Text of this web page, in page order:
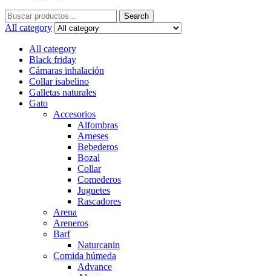
Search
for:
Search
All category
All category
Black friday
Cámaras inhalación
Collar isabelino
Galletas naturales
Gato
Accesorios
Alfombras
Arneses
Bebederos
Bozal
Collar
Comederos
Juguetes
Rascadores
Arena
Areneros
Barf
Naturcanin
Comida húmeda
Advance